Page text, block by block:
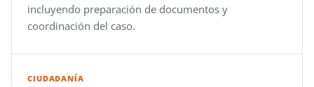
incluyendo preparación de documentos y
coordinación del caso.
CIUDADANÍA